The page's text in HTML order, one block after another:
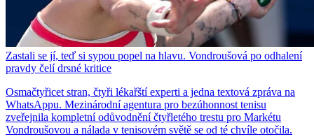
Zastali se jí, teď si sypou popel na hlavu. Vondroušová po odhalení
pravdy čelí drsné kritice
Osmačtyřicet stran, čtyři lékařští experti a jedna textová zpráva na
WhatsAppu. Mezinárodní agentura pro bezúhonnost tenisu
zveřejnila kompletní odůvodnění čtyřletého trestu pro Markétu
Vondroušovou a nálada v tenisovém světě se od té chvíle otočila.